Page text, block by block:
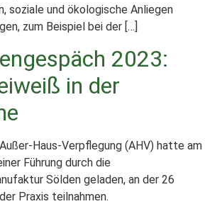
soziale und ökologische Anliegen
zum Beispiel bei der […]
2023:
in der
Haus-Verpflegung (AHV) hatte am
Führung durch die
Sölden geladen, an der 26
Praxis teilnahmen.